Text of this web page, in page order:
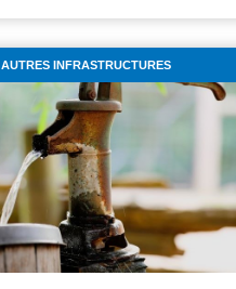
AUTRES INFRASTRUCTURES